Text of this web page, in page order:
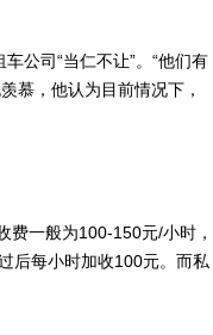
公司“当仁不让”。“他们有
慕，他认为目前情况下，
一般为100-150元/小时，
后每小时加收100元。而私